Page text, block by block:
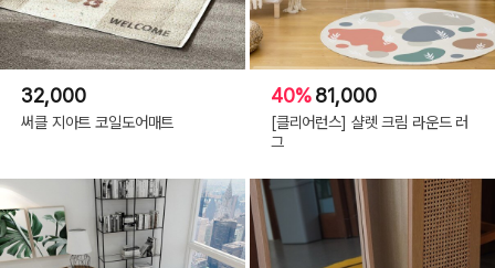
32,000
써클 지아트 코일도어매트
40%81,000
[클리어런스] 샬렛 크림 라운드 러
그